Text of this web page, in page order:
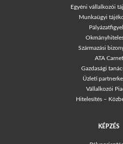
Egyéni vállalkozói
Munkaügyi
Származási
ATA Carnet
Gazdasági
Üzleti
Vállalkozói
Hitelesítés –
KÉPZÉS